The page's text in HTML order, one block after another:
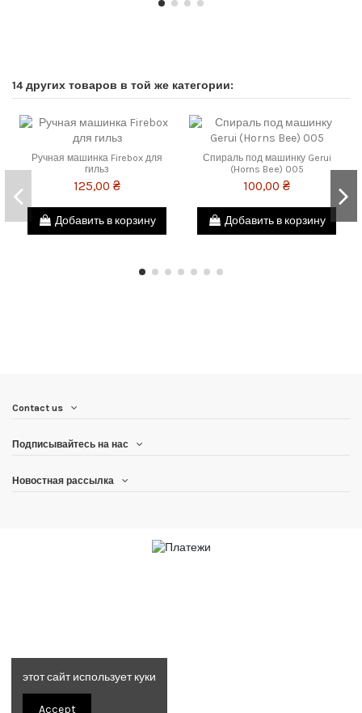
14 других товаров в той же категории:
Ручная машинка Firebox для
гильз
125,00 ₴
Добавить в корзину
Спираль под машинку Gerui
(Horns Bee) 005
100,00 ₴
Добавить в корзину
Contact us
Подписывайтесь на нас
Новостная рассылка
этот сайт использует куки
Accept